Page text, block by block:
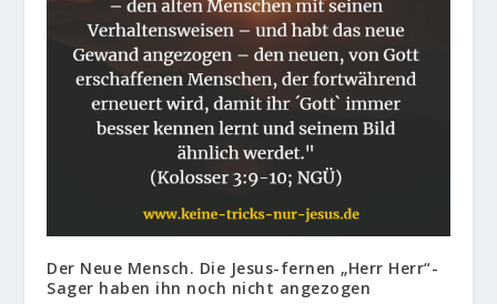
Der Neue Mensch. Die Jesus-fernen „Herr Herr“-
Sager haben ihn noch nicht angezogen